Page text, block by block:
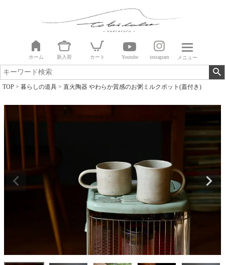
ホーム 新入荷 カート Youtube instagram メニュー
TOP 暮らしの道具 直火陶器 やわらか質感のお粥ミルクポット(蓋付き)